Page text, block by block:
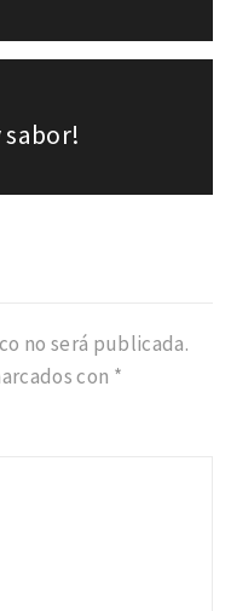
no será publicada.
con *